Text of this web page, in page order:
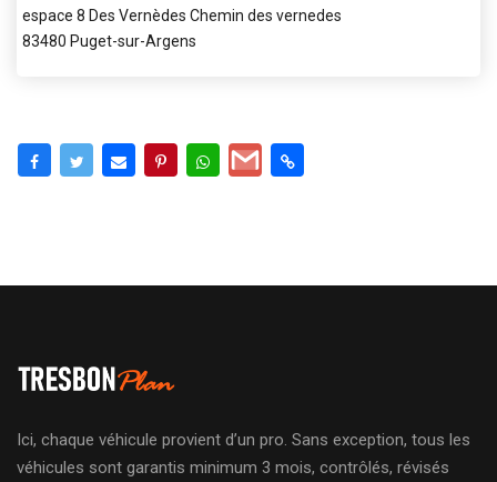
espace 8 Des Vernèdes Chemin des vernedes
83480 Puget-sur-Argens
Ici, chaque véhicule provient d’un pro. Sans exception, tous les
véhicules sont garantis minimum 3 mois, contrôlés, révisés